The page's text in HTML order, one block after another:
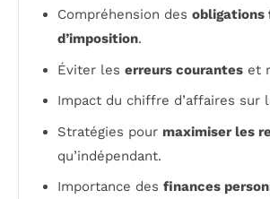
Compréhension des obligations
d’imposition.
Éviter les erreurs courantes et
Impact du chiffre d’affaires sur
Stratégies pour maximiser les
qu’indépendant.
Importance des finances